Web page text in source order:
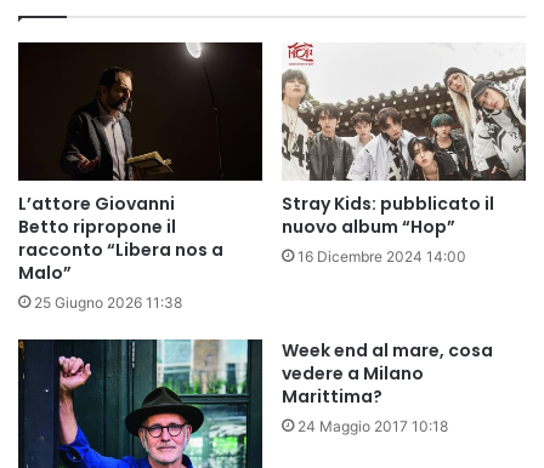
L’attore Giovanni
Betto ripropone il
racconto “Libera nos a
Malo”
25 Giugno 2026 11:38
Stray Kids: pubblicato il
nuovo album “Hop”
16 Dicembre 2024 14:00
Week end al mare, cosa
vedere a Milano
Marittima?
24 Maggio 2017 10:18